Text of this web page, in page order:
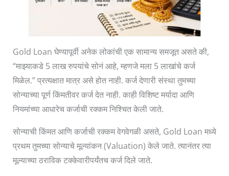
Gold Loan घेण्यापूर्वी अनेक लोकांची एक सामान्य समजूत असते की,
“माझ्याकडे 5 लाख रुपयांचे सोनं आहे, म्हणजे मला 5 लाखांचे कर्ज
मिळेल.” प्रत्यक्षात मात्र असे होत नाही. कर्ज देणारी संस्था तुमच्या
सोन्याच्या पूर्ण किंमतीवर कर्ज देत नाही. काही विशिष्ट मर्यादा आणि
नियमांच्या आधारेच कर्जाची रक्कम निश्चित केली जाते.
सोन्याची किंमत आणि कर्जाची रक्कम वेगवेगळी असते, Gold Loan मध्ये
प्रथम तुमच्या सोन्याचे मूल्यांकन (Valuation) केले जाते. त्यानंतर त्या
मूल्याच्या ठराविक टक्केवारीपर्यंतच कर्ज दिले जाते.